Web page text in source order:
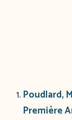
Poudlard,
Première